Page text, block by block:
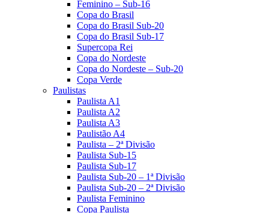
Feminino – Sub-16
Copa do Brasil
Copa do Brasil Sub-20
Copa do Brasil Sub-17
Supercopa Rei
Copa do Nordeste
Copa do Nordeste – Sub-20
Copa Verde
Paulistas
Paulista A1
Paulista A2
Paulista A3
Paulistão A4
Paulista – 2ª Divisão
Paulista Sub-15
Paulista Sub-17
Paulista Sub-20 – 1ª Divisão
Paulista Sub-20 – 2ª Divisão
Paulista Feminino
Copa Paulista